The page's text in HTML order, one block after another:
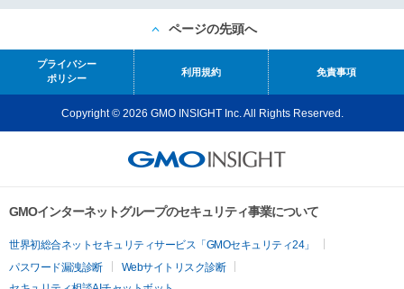
ページの先頭へ
プライバシー
ポリシー
利用規約 免責事項
Copyright © 2026 GMO INSIGHT Inc. All Rights Reserved.
GMOインターネットグループのセキュリティ事業について
世界初総合ネットセキュリティサービス「GMOセキュリティ24」
パスワード漏洩診断
Webサイトリスク診断